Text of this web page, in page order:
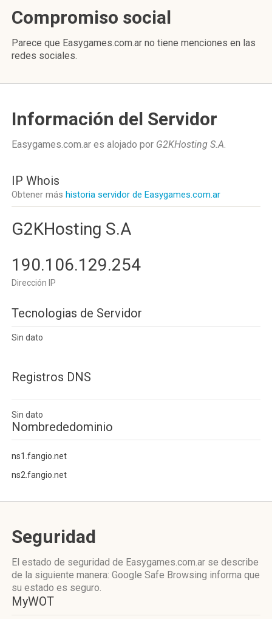
Compromiso social
Parece que Easygames.com.ar no tiene menciones en las
redes sociales.
Información del Servidor
Easygames.com.ar es alojado por G2KHosting S.A.
IP Whois
Obtener más historia servidor de Easygames.com.ar
G2KHosting S.A
190.106.129.254
Dirección IP
Tecnologias de Servidor
Sin dato
Registros DNS
Sin dato
Nombrededominio
ns1.fangio.net
ns2.fangio.net
Seguridad
El estado de seguridad de Easygames.com.ar se describe
de la siguiente manera: Google Safe Browsing informa que
su estado es seguro.
MyWOT